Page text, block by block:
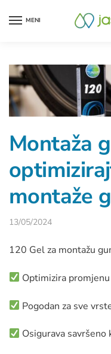
MENI
Montaža
montaže
13/05/2024
120 Gel za montažu
Optimizira
Pogodan za sve
Osigurava